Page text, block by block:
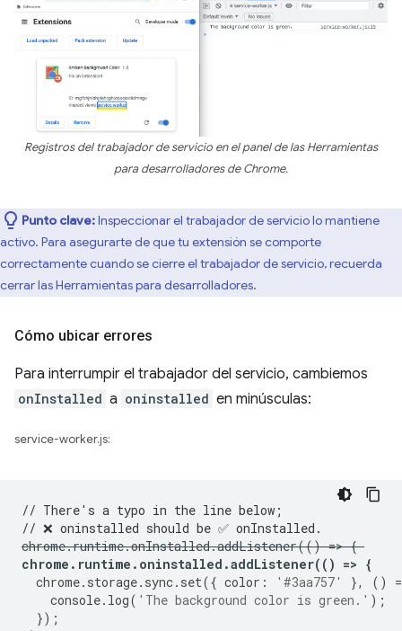
Registros del trabajador de servicio en el panel de las Herramientas
para desarrolladores de Chrome.
Punto clave:Inspeccionar el trabajador de servicio lo mantiene
activo. Para asegurarte de que tu extensión se comporte
correctamente cuando se cierre el trabajador de servicio, recuerda
cerrar las Herramientas para desarrolladores.
Cómo ubicar errores
Para interrumpir el trabajador del servicio, cambiemos
onInstalled a oninstalled en minúsculas:
service-worker.js:
// There's a typo in the line below;
// ❌ oninstalled should be ✅ onInstalled.
chrome.runtime.onInstalled.addListener(() => {
chrome . runtime . oninstalled .addListener(() => {
chrome. storage. sync. set({ color : '#3aa757' }, ()
=
console. log( 'The background color is green.' );
});